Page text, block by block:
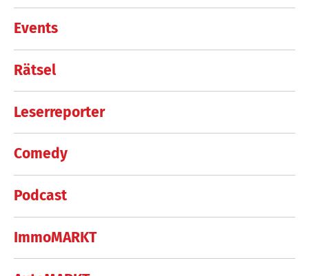
Events
Rätsel
Leserreporter
Comedy
Podcast
ImmoMARKT